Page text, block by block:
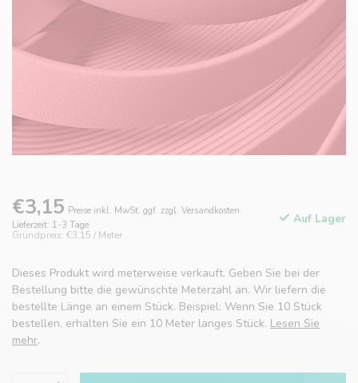
€3,15 Preise inkl. MwSt. ggf. zzgl. Versandkosten.
Lieferzeit: 1-3 Tage
Grundpreis: €3,15 / Meter
Auf Lager
Dieses Produkt wird meterweise verkauft. Geben Sie bei der
Bestellung bitte die gewünschte Meterzahl an. Wir liefern die
bestellte Länge an einem Stück. Beispiel: Wenn Sie 10 Stück
bestellen, erhalten Sie ein 10 Meter langes Stück. Lesen Sie
mehr.